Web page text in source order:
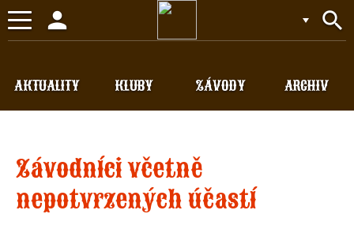
Toggle
navigation
search
person
KLUBY
AKTUALITY ZÁVODY ARCHIV
Závodníci včetně
nepotvrzených účastí